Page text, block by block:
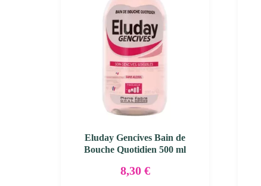
Eluday Gencives Bain de
Bouche Quotidien 500 ml
8,30 €